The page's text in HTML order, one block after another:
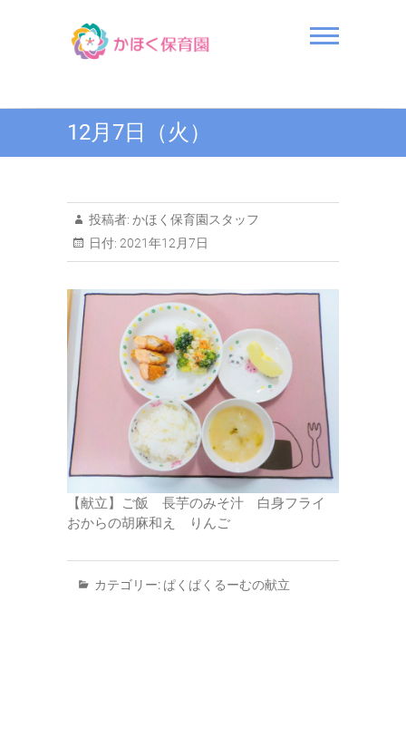
かほく保育園
12月7日（火）
投稿者: かほく保育園スタッフ
日付: 2021年12月7日
【献立】ご飯 長芋のみそ汁 白身フライ
おからの胡麻和え りんご
カテゴリー: ぱくぱくるーむの献立